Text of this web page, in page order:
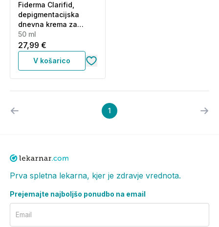
Fiderma Clarifid,
depigmentacijska
dnevna krema za
obraz, roke in dekolte
(50 ml)
50 ml
27,99 €
V košarico
1
Prva spletna lekarna, kjer je zdravje vrednota.
Prejemajte najboljšo ponudbo na email
Email